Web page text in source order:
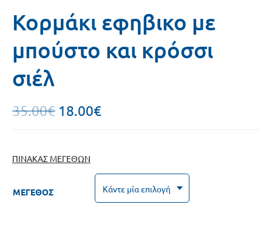
Κορμάκι εφηβικο με
μπούστο και κρόσσι
σιέλ
35.00€ 18.00€
ΜΕΓΕΘΟΣ
ΠΙΝΑΚΑΣ ΜΕΓΕΘΩΝ